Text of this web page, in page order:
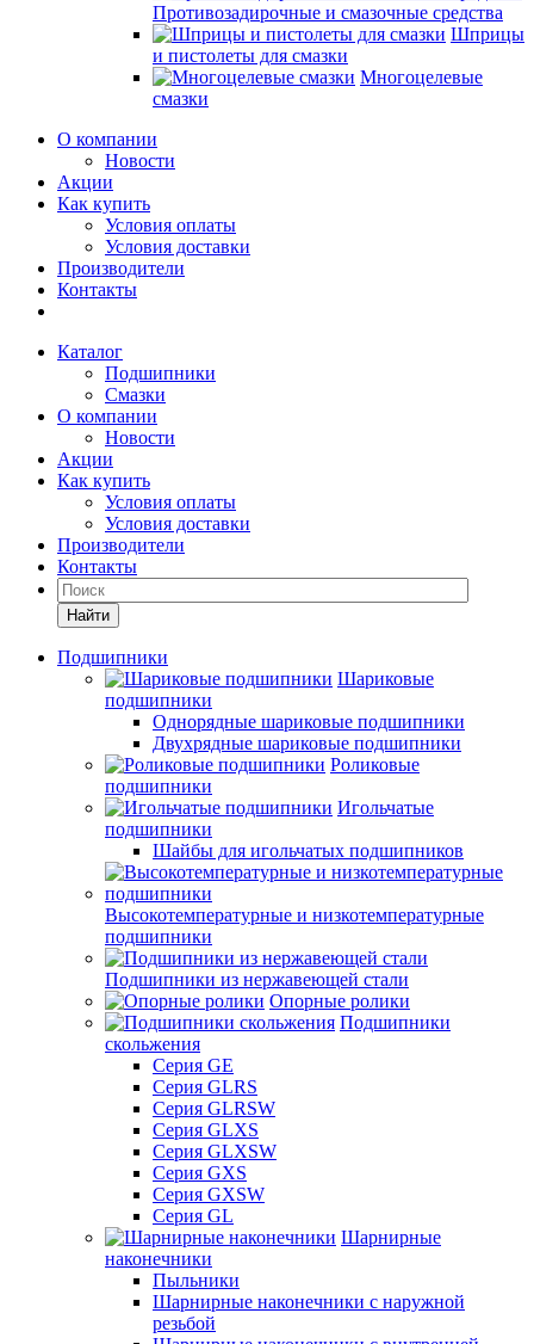
Противозадирочные и смазочные средства
Шприцы
и пистолеты для смазки
Многоцелевые
смазки
О компании
Новости
Акции
Как купить
Условия оплаты
Условия доставки
Производители
Контакты
Каталог
Подшипники
Смазки
О компании
Новости
Акции
Как купить
Условия оплаты
Условия доставки
Производители
Контакты
Найти
Подшипники
Шариковые
подшипники
Однорядные шариковые подшипники
Двухрядные шариковые подшипники
Роликовые
подшипники
Игольчатые
подшипники
Шайбы для игольчатых подшипников
Высокотемпературные и низкотемпературные
подшипники
Подшипники из нержавеющей стали
Опорные ролики
Подшипники
скольжения
Серия GE
Серия GLRS
Серия GLRSW
Серия GLXS
Серия GLXSW
Серия GXS
Серия GXSW
Серия GL
Шарнирные
наконечники
Пыльники
Шарнирные наконечники с наружной
резьбой